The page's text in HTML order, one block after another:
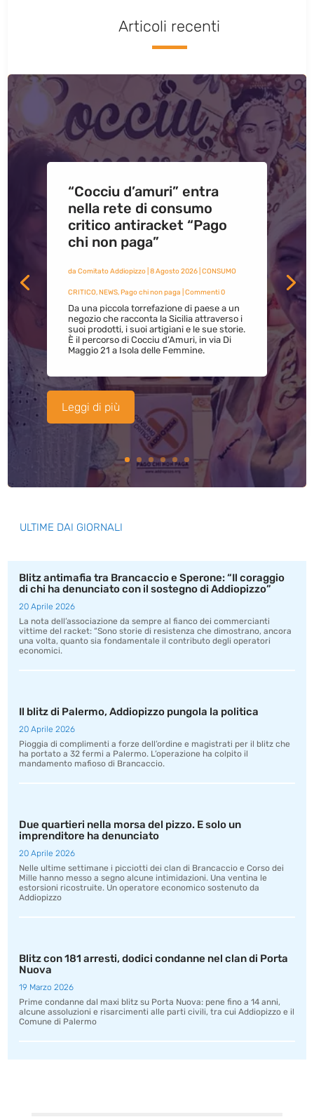
Articoli recenti
“Cocciu d’amuri” entra
nella rete di consumo
critico antiracket “Pago
chi non paga”
da Comitato Addiopizzo| 8 Agosto 2026| CONSUMO
CRITICO,NEWS,Pago chi non paga | Commenti 0
Da una piccola torrefazione di paese a un
negozio che racconta la Sicilia attraverso i
suoi prodotti, i suoi artigiani e le sue storie.
È il percorso di Cocciu d’Amuri, in via Di
Maggio 21 a Isola delle Femmine.
Leggi di più
ULTIME DAI GIORNALI
Blitz antimafia tra Brancaccio e Sperone: “Il coraggio
di chi ha denunciato con il sostegno di Addiopizzo”
20 Aprile 2026
La nota dell’associazione da sempre al fianco dei commercianti
vittime del racket: “Sono storie di resistenza che dimostrano, ancora
una volta, quanto sia fondamentale il contributo degli operatori
economici.
Il blitz di Palermo, Addiopizzo pungola la politica
20 Aprile 2026
Pioggia di complimenti a forze dell’ordine e magistrati per il blitz che
ha portato a 32 fermi a Palermo. L’operazione ha colpito il
mandamento mafioso di Brancaccio.
Due quartieri nella morsa del pizzo. E solo un
imprenditore ha denunciato
20 Aprile 2026
Nelle ultime settimane i picciotti dei clan di Brancaccio e Corso dei
Mille hanno messo a segno alcune intimidazioni. Una ventina le
estorsioni ricostruite. Un operatore economico sostenuto da
Addiopizzo
Blitz con 181 arresti, dodici condanne nel clan di Porta
Nuova
19 Marzo 2026
Prime condanne dal maxi blitz su Porta Nuova: pene fino a 14 anni,
alcune assoluzioni e risarcimenti alle parti civili, tra cui Addiopizzo e il
Comune di Palermo